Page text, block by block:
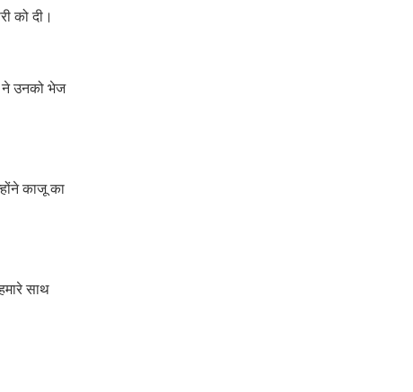
को दी।
ने उनको भेज
काजू का
साथ